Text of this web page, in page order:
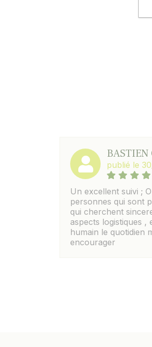
BASTIEN
publié le
Un excellent suivi ;
personnes qui sont
qui cherchent
aspects logistiques ,
humain le quotidien
encourager